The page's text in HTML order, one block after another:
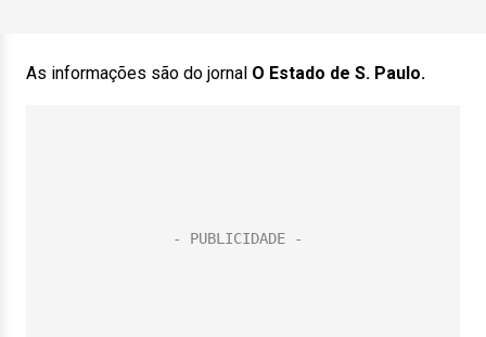
As informações são do jornal O Estado de S. Paulo.